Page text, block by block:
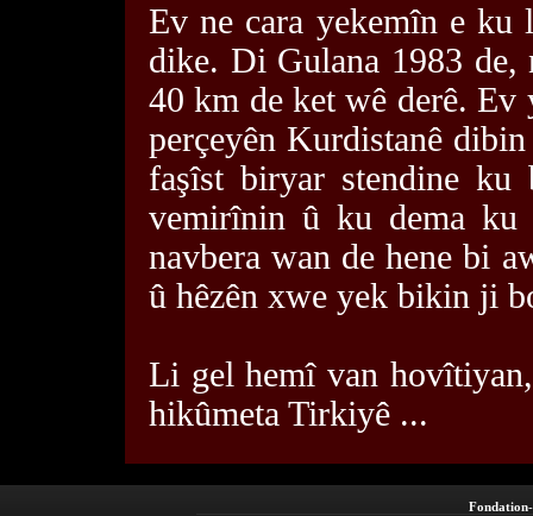
Ev ne cara yekemîn e ku
dike. Di Gulana 1983
40 km de ket wê derê.
perçeyên Kurdistanê
faşîst biryar stendine
vemirînin û ku dema
navbera wan de hene bi
û hêzên xwe yek bikin ji
Li gel hemî van
hikûmeta Tirkiyê ...
Fondation